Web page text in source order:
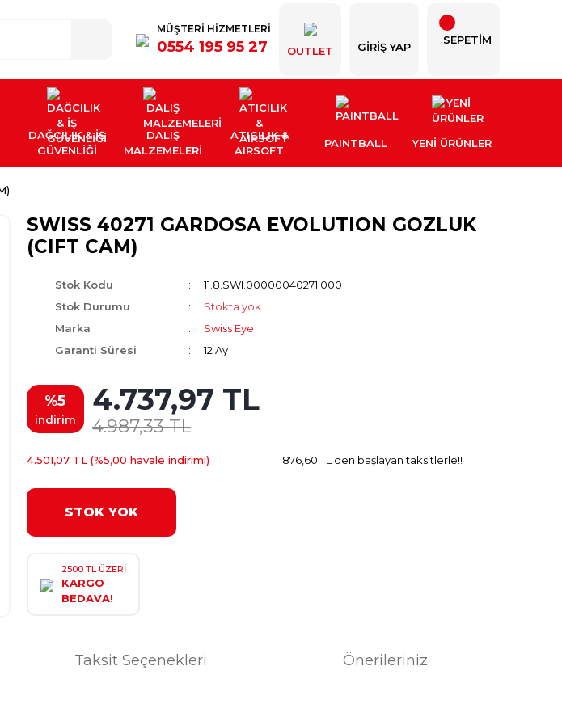
MÜŞTERİ HİZMETLERİ
0554 195 95 27 OUTLET GIRIŞ YAP
SEPETİM
DAĞCILIK & İŞ
GÜVENLİĞİ
DALIŞ
MALZEMELERİ
ATICILIK &
AIRSOFT
PAINTBALL YENI ÜRÜNLER
SWISS 40271 GARDOSA EVOLUTION GOZLUK
(CIFT CAM)
Stok Kodu
11.8.SWI.00000040271.000
Stok Durumu
Stokta yok
Marka
Swiss Eye
Garanti Süresi
12 Ay
%5
indirim
4.737,97 TL
4.987,33 TL
4.501,07 TL (%5,00 havale indirimi) 876,60 TL den başlayan taksitlerle!!
STOK YOK
2500 TL ÜZERİ
KARGO
BEDAVA!
Taksit Seçenekleri Önerileriniz